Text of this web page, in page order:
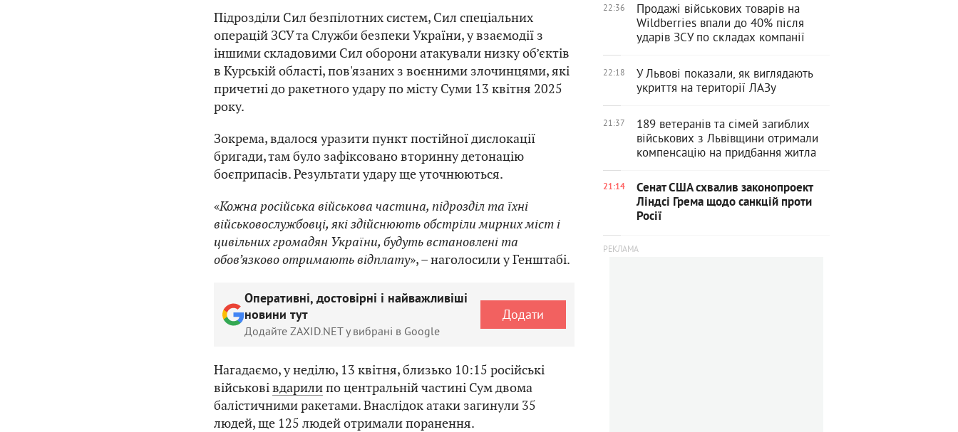
Підрозділи Сил безпілотних систем, Сил спеціальних
операцій ЗСУ та Служби безпеки України, у взаємодії з
іншими складовими Сил оборони атакували низку об’єктів
в Курській області, пов'язаних з воєнними злочинцями, які
причетні до ракетного удару по місту Суми 13 квітня 2025
року.
Зокрема, вдалося уразити пункт постійної дислокації
бригади, там було зафіксовано вторинну детонацію
боєприпасів. Результати удару ще уточнюються.
«Кожна російська військова частина, підрозділ та їхні
військовослужбовці, які здійснюють обстріли мирних міст і
цивільних громадян України, будуть встановлені та
обов’язково отримають відплату», – наголосили у Генштабі.
Оперативні, достовірні і найважливіші
новини тут
Додайте ZAXID.NET у вибрані в Google
Додати
Нагадаємо, у неділю, 13 квітня, близько 10:15 російські
військові вдарилипо центральній частині Сум двома
балістичними ракетами. Внаслідок атаки загинули 35
людей, ще 125 людей отримали поранення.
22:36
Продажі військових товарів на
Wildberries впали до 40% після
ударів ЗСУ по складах компанії
22:18
У Львові показали, як виглядають
укриття на території ЛАЗу
21:37
189 ветеранів та сімей загиблих
військових з Львівщини отримали
компенсацію на придбання житла
21:14
Сенат США схвалив законопроект
Ліндсі Грема щодо санкцій проти
Росії